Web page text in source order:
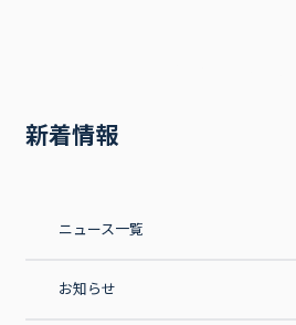
新着情報
ニュース一覧
お知らせ